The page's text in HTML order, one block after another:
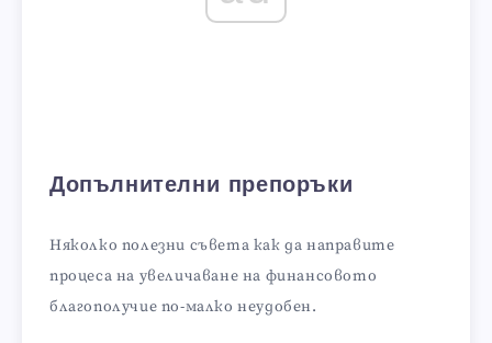
Допълнителни препоръки
Няколко полезни съвета как да направите
процеса на увеличаване на финансовото
благополучие по-малко неудобен.